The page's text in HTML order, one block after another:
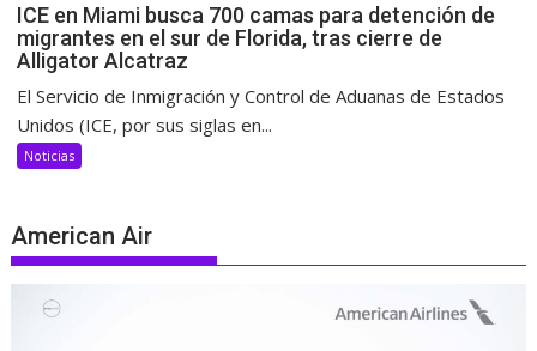
ICE en Miami busca 700 camas para detención de
migrantes en el sur de Florida, tras cierre de
Alligator Alcatraz
El Servicio de Inmigración y Control de Aduanas de Estados
Unidos (ICE, por sus siglas en...
Noticias
American Air